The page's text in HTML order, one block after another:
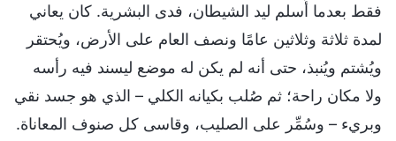
فقط بعدما أُسلم ليد الشيطان، فدى البشرية. كان يعاني
لمدة ثلاثة وثلاثين عامًا ونصف العام على الأرض، ويُحتقر
ويُشتم ويُنبذ، حتى أنه لم يكن له موضع ليسند فيه رأسه
ولا مكان راحة؛ ثم صُلب بكيانه الكلي – الذي هو جسد نقي
وبريء – وسُمِّر على الصليب، وقاسى كل صنوف المعاناة.